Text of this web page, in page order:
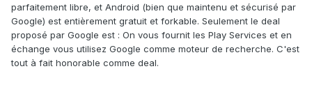
parfaitement libre, et Android (bien que maintenu et sécurisé par
Google) est entièrement gratuit et forkable. Seulement le deal
proposé par Google est : On vous fournit les Play Services et en
échange vous utilisez Google comme moteur de recherche. C'est
tout à fait honorable comme deal.